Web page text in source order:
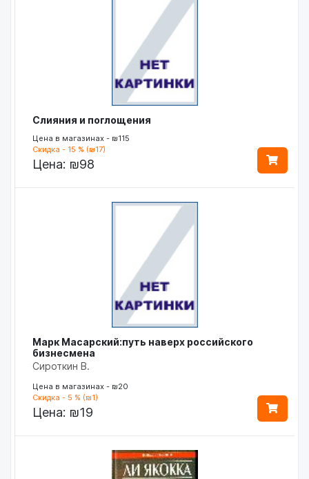
Слияния и поглощения
Цена в магазинах - ₪115
Скидка - 15 % (₪17)
Цена: ₪98
Марк Масарский:путь наверх российского
бизнесмена
Сироткин В.
Цена в магазинах - ₪20
Скидка - 5 % (₪1)
Цена: ₪19